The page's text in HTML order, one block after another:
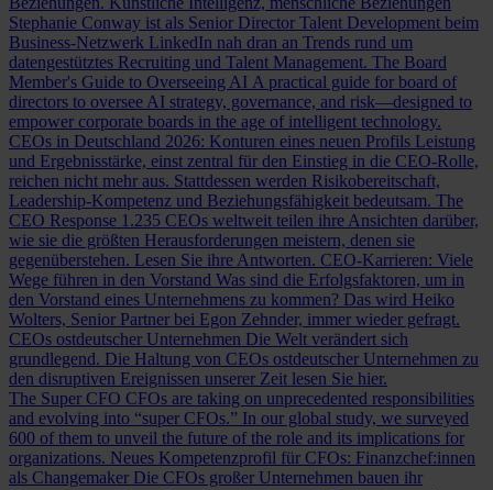
Stephanie Conway ist als Senior Director Talent Development beim
Business-Netzwerk LinkedIn nah dran an Trends rund um
datengestütztes Recruiting und Talent Management. The Board
Member's Guide to Overseeing AI A practical guide for board of
directors to oversee AI strategy, governance, and risk—designed to
empower corporate boards in the age of intelligent technology.
CEOs in Deutschland 2026: Konturen eines neuen Profils Leistung
und Ergebnisstärke, einst zentral für den Einstieg in die CEO-Rolle,
reichen nicht mehr aus. Stattdessen werden Risikobereitschaft,
Leadership-Kompetenz und Beziehungsfähigkeit bedeutsam. The
CEO Response 1.235 CEOs weltweit teilen ihre Ansichten darüber,
wie sie die größten Herausforderungen meistern, denen sie
gegenüberstehen. Lesen Sie ihre Antworten. CEO-Karrieren: Viele
Wege führen in den Vorstand Was sind die Erfolgsfaktoren, um in
den Vorstand eines Unternehmens zu kommen? Das wird Heiko
Wolters, Senior Partner bei Egon Zehnder, immer wieder gefragt.
CEOs ostdeutscher Unternehmen Die Welt verändert sich
grundlegend. Die Haltung von CEOs ostdeutscher Unternehmen zu
den disruptiven Ereignissen unserer Zeit lesen Sie hier.
The Super CFO CFOs are taking on unprecedented responsibilities
and evolving into “super CFOs.” In our global study, we surveyed
600 of them to unveil the future of the role and its implications for
organizations. Neues Kompetenzprofil für CFOs: Finanzchef:innen
als Changemaker Die CFOs großer Unternehmen bauen ihr